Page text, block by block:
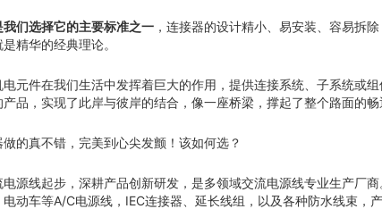
们选择它的主要标准之一 ，连接器的设计精小、易安装、容易拆
精华的经典理论。
元件在我们生活中发挥着巨大的作用，提供连接系统、子系统或
品，实现了此岸与彼岸的结合，像一座桥梁，撑起了整个路面的畅
的真不错，完美到心尖发颤！该如何选？
源线起步，深耕产品创新研发，是多领域交流电源线专业生产厂
动车等A/C电源线，IEC连接器、延长线组，以及各种防水线束，